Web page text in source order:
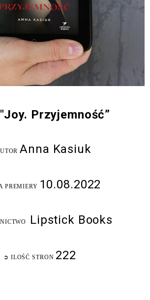
"Joy. Przyjemność”
Anna Kasiuk
PREMIERY 10.08.2022
Lipstick Books
➲ ILOŚĆ STRON 222